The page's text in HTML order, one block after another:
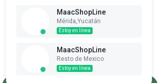
Ver puntos
MaacShopLine
Mérida,Yucatán
Estoy en línea
MaacShopLine
Resto de Mexico
Estoy en línea